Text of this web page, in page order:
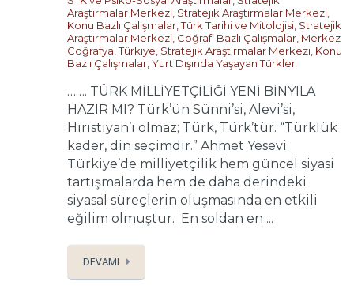
Araştırmalar Merkezi Stratejik Araştırmalar Merkezi
Konu Bazlı Çalışmalar ,Türk Tarihi ve Mitolojisi Stratejik
Araştırmalar Merkezi Coğrafi Bazlı Çalışmalar Merkez
Coğrafya ,Türkiye Stratejik Araştırmalar Merkezi Konu
Bazlı Çalışmalar Yurt Dışında Yaşayan Türkler
……. TÜRK MİLLİYETÇİLİĞİ YENİ BİNYILA
HAZIR MI? Türk’ün Sünni’si, Alevi’si,
Hıristiyan’ı olmaz; Türk, Türk’tür. “Türklük
kader, din seçimdir.” Ahmet Yesevi
Türkiye’de milliyetçilik hem güncel siyasi
tartışmalarda hem de daha derindeki
siyasal süreçlerin oluşmasında en etkili
eğilim olmuştur. En soldan en ...
DEVAMI